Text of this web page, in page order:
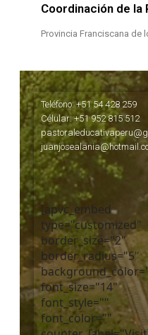
Coordinación de
Provincia Franciscana de
Teléfono: +51 54 428 259
Célular: +51 952 815 512
[apvc_embed
type="customized"
border_size="2"
border_radius="5"
font_size="14"
font_style=""
font_color=""